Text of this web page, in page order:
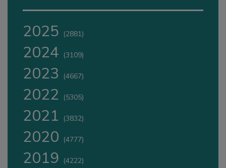
2025 (2881)
2024 (3109)
2023 (4667)
2022 (5305)
2021 (3832)
2020 (4777)
2019 (4222)